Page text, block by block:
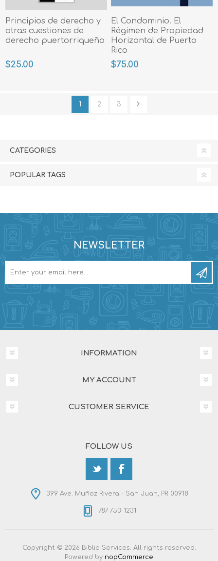
Principios de derecho y
otras cuestiones de
derecho puertorriqueño
$25.00
El Condominio. El
Régimen de Propiedad
Horizontal de Puerto
Rico
$75.00
1 2 3
CATEGORIES
POPULAR TAGS
NEWSLETTER
INFORMATION
MY ACCOUNT
CUSTOMER SERVICE
FOLLOW US
399 Ave. Muñoz Rivera - San Juan, PR 00918
787-753-1231
Copyright © 2026 Biblio Services. All rights reserved.
Powered by nopCommerce